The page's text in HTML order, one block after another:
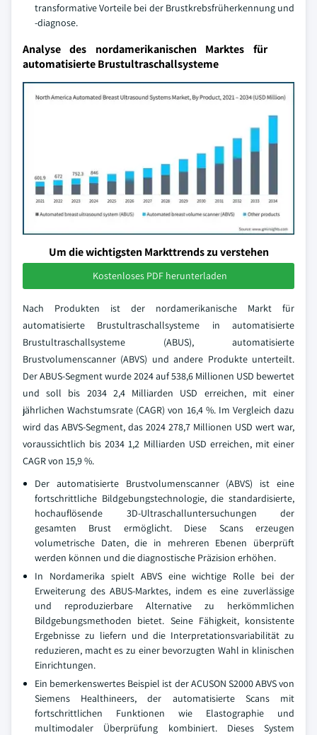
transformative Vorteile bei der Brustkrebsfrüherkennung und
-diagnose.
Analyse des nordamerikanischen Marktes für
automatisierte Brustultraschallsysteme
Um die wichtigsten Markttrends zu verstehen
Kostenloses PDF herunterladen
Nach Produkten ist der nordamerikanische Markt für
automatisierte Brustultraschallsysteme in automatisierte
Brustultraschallsysteme (ABUS), automatisierte
Brustvolumenscanner (ABVS) und andere Produkte unterteilt.
Der ABUS-Segment wurde 2024 auf 538,6 Millionen USD bewertet
und soll bis 2034 2,4 Milliarden USD erreichen, mit einer
jährlichen Wachstumsrate (CAGR) von 16,4 %. Im Vergleich dazu
wird das ABVS-Segment, das 2024 278,7 Millionen USD wert war,
voraussichtlich bis 2034 1,2 Milliarden USD erreichen, mit einer
CAGR von 15,9 %.
Der automatisierte Brustvolumenscanner (ABVS) ist eine
fortschrittliche Bildgebungstechnologie, die standardisierte,
hochauflösende 3D-Ultraschalluntersuchungen der
gesamten Brust ermöglicht. Diese Scans erzeugen
volumetrische Daten, die in mehreren Ebenen überprüft
werden können und die diagnostische Präzision erhöhen.
In Nordamerika spielt ABVS eine wichtige Rolle bei der
Erweiterung des ABUS-Marktes, indem es eine zuverlässige
und reproduzierbare Alternative zu herkömmlichen
Bildgebungsmethoden bietet. Seine Fähigkeit, konsistente
Ergebnisse zu liefern und die Interpretationsvariabilität zu
reduzieren, macht es zu einer bevorzugten Wahl in klinischen
Einrichtungen.
Ein bemerkenswertes Beispiel ist der ACUSON S2000 ABVS von
Siemens Healthineers, der automatisierte Scans mit
fortschrittlichen Funktionen wie Elastographie und
multimodaler Überprüfung kombiniert. Dieses System